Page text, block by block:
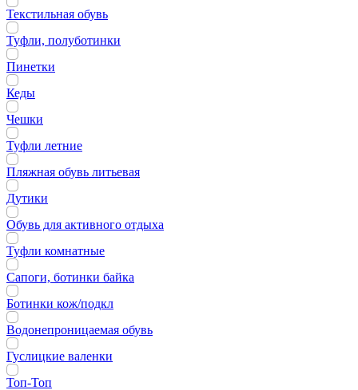
Текстильная обувь
Туфли, полуботинки
Пинетки
Кеды
Чешки
Туфли летние
Пляжная обувь литьевая
Дутики
Обувь для активного отдыха
Туфли комнатные
Сапоги, ботинки байка
Ботинки кож/подкл
Водонепроницаемая обувь
Гуслицкие валенки
Топ-Топ